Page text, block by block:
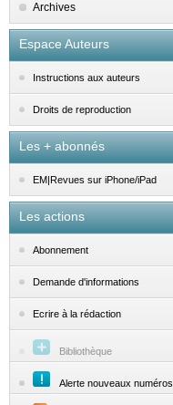
Archives
Espace Auteurs
Instructions aux auteurs
Droits de reproduction
Les + abonnés
EM|Revues sur iPhone/iPad
Les actions
Abonnement
Demande d'informations
Ecrire à la rédaction
Bibliothèque
Alerte nouveaux numéros